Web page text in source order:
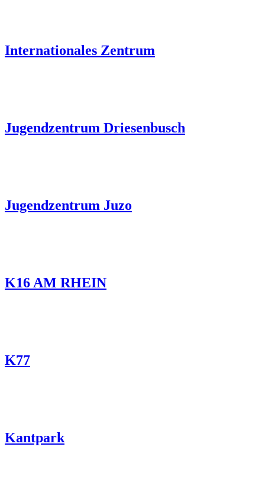
Internationales Zentrum
Jugendzentrum Driesenbusch
Jugendzentrum Juzo
K16 AM RHEIN
K77
Kantpark